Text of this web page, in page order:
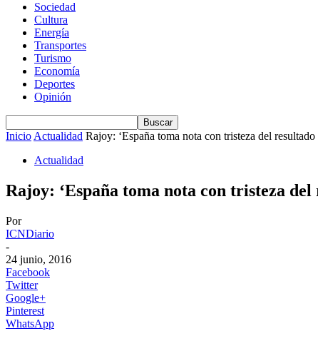
Sociedad
Cultura
Energía
Transportes
Turismo
Economía
Deportes
Opinión
InicioActualidad Rajoy: ‘España toma nota con tristeza del
Actualidad
Rajoy: ‘España toma nota con tristeza
Por
ICNDiario
-
24 junio, 2016
Facebook
Twitter
Google+
Pinterest
WhatsApp